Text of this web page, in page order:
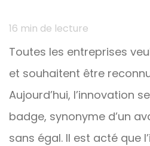
16 min de lecture
Toutes les entreprises
et souhaitent être
Aujourd’hui, l’innovation
badge, synonyme d’un
sans égal. Il est acté que